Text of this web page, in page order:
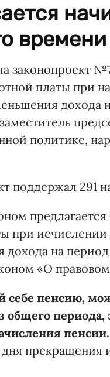
времени
законопроект
платы при
дохода
политике,
поддержал 291
при
на
«О
пенсию,
периода,
пенсии.
прекращения